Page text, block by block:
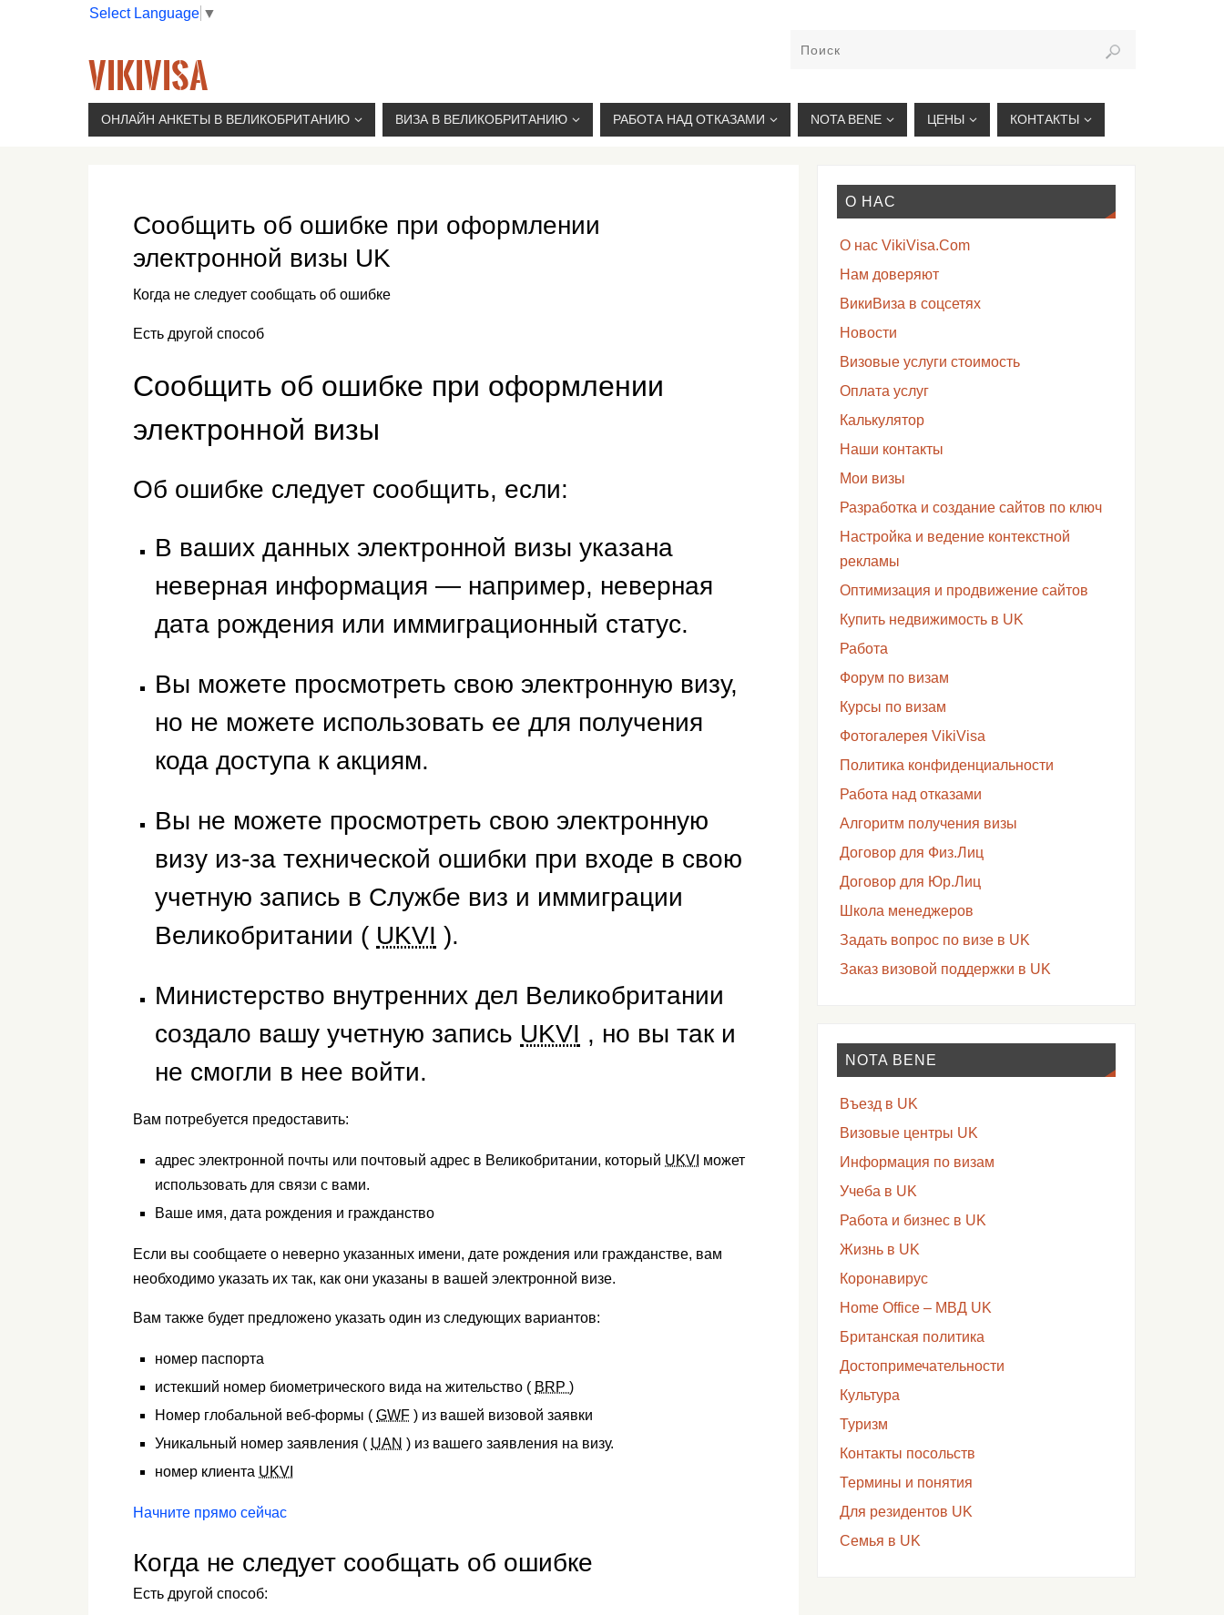
Select Language ▼
VIKIVISA
Г. МОСКВА, 2-Й СЫРОМЯТНИЧЕСКИЙ ПЕР., 11, М. КУРСКАЯ, +7(926)734-03-33, +7(926)274-03-33, VISA@VIKIVISA.RU
ОНЛАЙН АНКЕТЫ В ВЕЛИКОБРИТАНИЮ ВИЗА В ВЕЛИКОБРИТАНИЮ РАБОТА НАД ОТКАЗАМИ NOTA BENE ЦЕНЫ КОНТАКТЫ
Сообщить об ошибке при оформлении
электронной визы UK
Когда не следует сообщать об ошибке
Есть другой способ
Сообщить об ошибке при оформлении
электронной визы
Об ошибке следует сообщить, если:
В ваших данных электронной визы указана
неверная информация — например, неверная
дата рождения или иммиграционный статус.
Вы можете просмотреть свою электронную визу,
но не можете использовать ее для получения
кода доступа к акциям.
Вы не можете просмотреть свою электронную
визу из-за технической ошибки при входе в свою
учетную запись в Службе виз и иммиграции
Великобритании ( UKVI ).
Министерство внутренних дел Великобритании
создало вашу учетную запись UKVI , но вы так и
не смогли в нее войти.
Вам потребуется предоставить:
адрес электронной почты или почтовый адрес в Великобритании, который UKVI может
использовать для связи с вами.
Ваше имя, дата рождения и гражданство
Если вы сообщаете о неверно указанных имени, дате рождения или гражданстве, вам
необходимо указать их так, как они указаны в вашей электронной визе.
Вам также будет предложено указать один из следующих вариантов:
номер паспорта
истекший номер биометрического вида на жительство ( BRP )
Номер глобальной веб-формы ( GWF ) из вашей визовой заявки
Уникальный номер заявления ( UAN ) из вашего заявления на визу.
номер клиента UKVI
Начните прямо сейчас
Когда не следует сообщать об ошибке
Есть другой способ:
О НАС
О нас VikiVisa.Com
Нам доверяют
ВикиВиза в соцсетях
Новости
Визовые услуги стоимость
Оплата услуг
Калькулятор
Наши контакты
Мои визы
Разработка и создание сайтов по ключ
Настройка и ведение контекстной
рекламы
Оптимизация и продвижение сайтов
Купить недвижимость в UK
Работа
Форум по визам
Курсы по визам
Фотогалерея VikiVisa
Политика конфиденциальности
Работа над отказами
Алгоритм получения визы
Договор для Физ.Лиц
Договор для Юр.Лиц
Школа менеджеров
Задать вопрос по визе в UK
Заказ визовой поддержки в UK
NOTA BENE
Въезд в UK
Визовые центры UK
Информация по визам
Учеба в UK
Работа и бизнес в UK
Жизнь в UK
Коронавирус
Home Office – МВД UK
Британская политика
Достопримечательности
Культура
Туризм
Контакты посольств
Термины и понятия
Для резидентов UK
Семья в UK